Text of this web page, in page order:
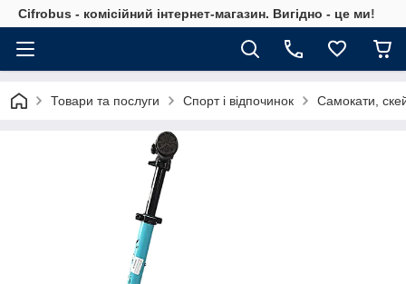
Cifrobus - комiсiйний iнтернет-магазин. Вигiдно - це ми!
Товари та послуги Спорт і відпочинок Самокати,